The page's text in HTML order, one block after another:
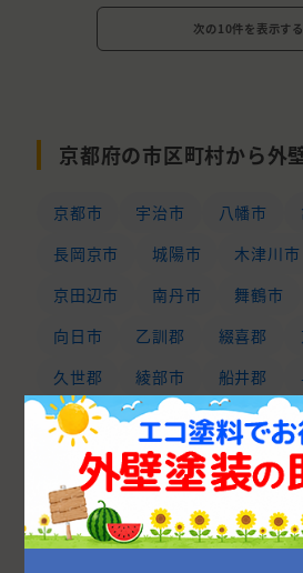
次の10件を表示する
京都府の市区町村から外
京都市 宇治市 八幡市
長岡京市
城陽市 木津川市
京田辺市
南丹市 舞鶴市
向日市
乙訓郡 綴喜郡
久世郡
綾部市 船井郡